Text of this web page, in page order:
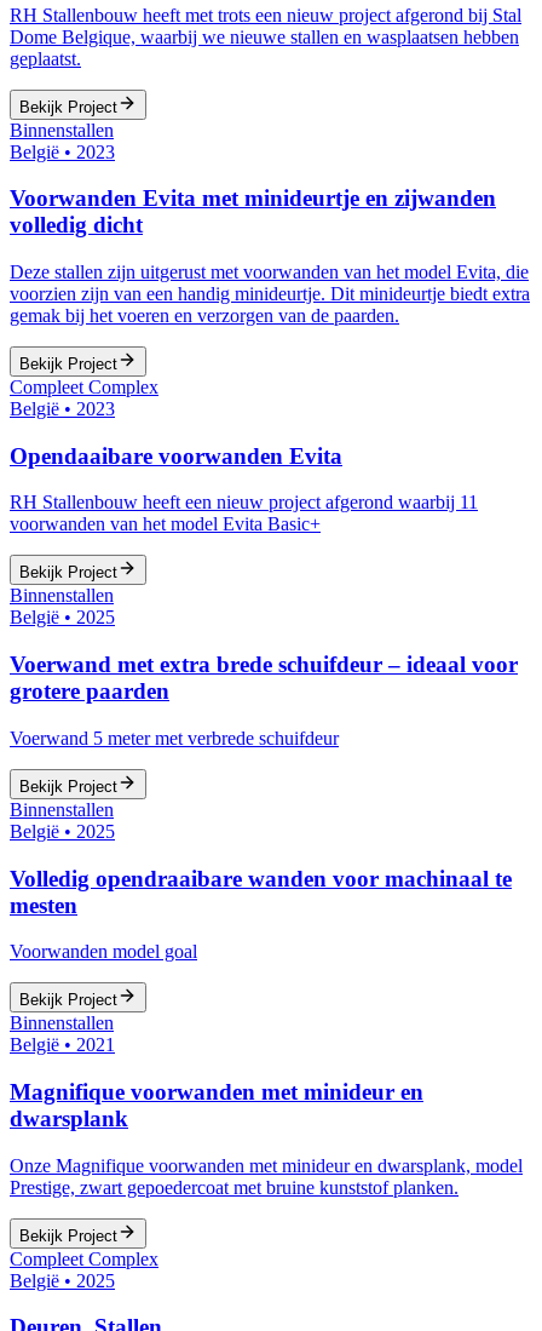
RH Stallenbouw heeft met trots een nieuw project afgerond bij Stal
Dome Belgique, waarbij we nieuwe stallen en wasplaatsen hebben
geplaatst.
Bekijk Project
Binnenstallen
België • 2023
Voorwanden Evita met minideurtje en zijwanden
volledig dicht
Deze stallen zijn uitgerust met voorwanden van het model Evita, die
voorzien zijn van een handig minideurtje. Dit minideurtje biedt extra
gemak bij het voeren en verzorgen van de paarden.
Bekijk Project
Compleet Complex
België • 2023
Opendaaibare voorwanden Evita
RH Stallenbouw heeft een nieuw project afgerond waarbij 11
voorwanden van het model Evita Basic+
Bekijk Project
Binnenstallen
België • 2025
Voerwand met extra brede schuifdeur – ideaal voor
grotere paarden
Voerwand 5 meter met verbrede schuifdeur
Bekijk Project
Binnenstallen
België • 2025
Volledig opendraaibare wanden voor machinaal te
mesten
Voorwanden model goal
Bekijk Project
Binnenstallen
België • 2021
Magnifique voorwanden met minideur en
dwarsplank
Onze Magnifique voorwanden met minideur en dwarsplank, model
Prestige, zwart gepoedercoat met bruine kunststof planken.
Bekijk Project
Compleet Complex
België • 2025